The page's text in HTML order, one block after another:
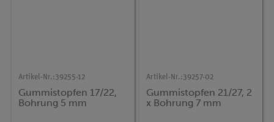
Artikel-Nr.:39255-12
Gummistopfen 17/22,
Bohrung 5 mm
Artikel-Nr.:39257-02
Gummistopfen 21/27, 2
x Bohrung 7 mm